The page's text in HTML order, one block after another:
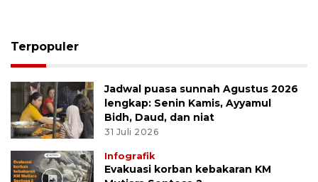
Terpopuler
Jadwal puasa sunnah Agustus 2026
lengkap: Senin Kamis, Ayyamul
Bidh, Daud, dan niat
31 Juli 2026
Infografik
Evakuasi korban kebakaran KM